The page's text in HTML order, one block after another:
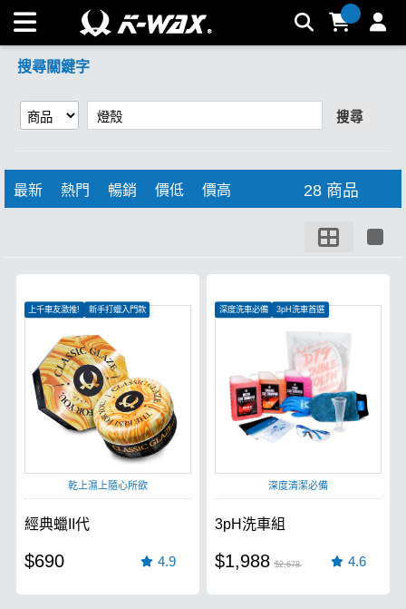
【燈殼】搜尋結果 | K-WAX台灣汽車美容材料
搜尋關鍵字
搜尋
最新 熱門 暢銷 價低 價高 28 商品
上千車友激推!
新手打蠟入門款
乾上濕上隨心所欲
經典蠟II代
$690 4.9
深度洗車必備
3pH洗車首選
深度清潔必備
3pH洗車組
$1,988 $2,678 4.6